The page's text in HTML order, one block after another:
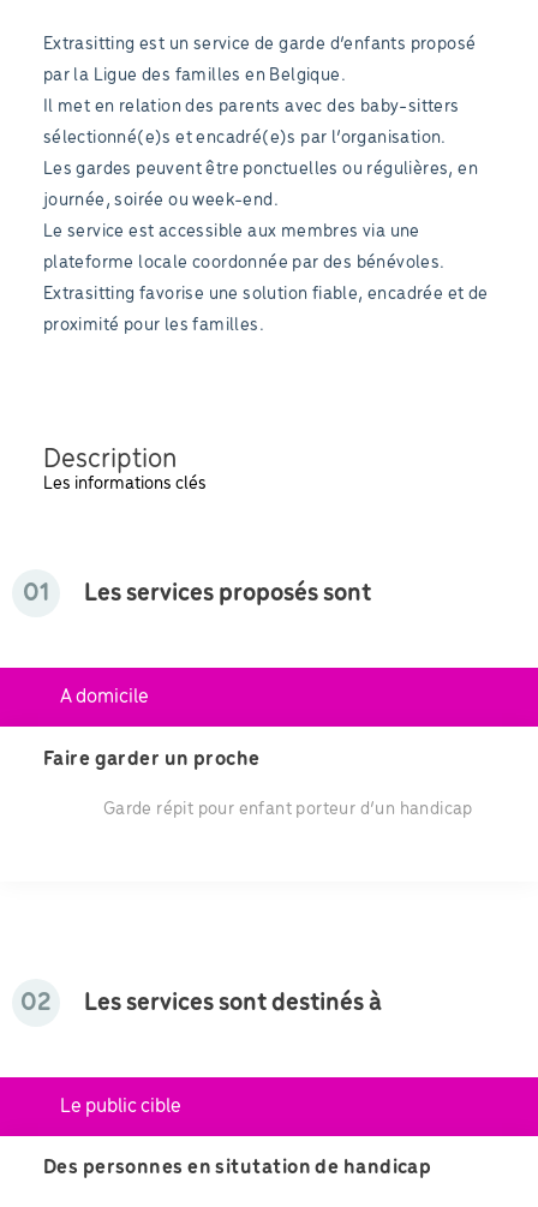
Extrasitting est un service de garde d’enfants proposé
par la Ligue des familles en Belgique.
Il met en relation des parents avec des baby-sitters
sélectionné(e)s et encadré(e)s par l’organisation.
Les gardes peuvent être ponctuelles ou régulières, en
journée, soirée ou week-end.
Le service est accessible aux membres via une
plateforme locale coordonnée par des bénévoles.
Extrasitting favorise une solution fiable, encadrée et de
proximité pour les familles.
Description
Les informations clés
01 Les services proposés sont
A domicile
Faire garder un proche
Garde répit pour enfant porteur d’un handicap
02 Les services sont destinés à
Le public cible
Des personnes en situtation de handicap